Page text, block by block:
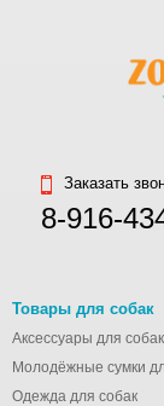
Заказать
8-916-
Товары для собак
Аксессуары для собак
Молодёжные сумки
Одежда для собак